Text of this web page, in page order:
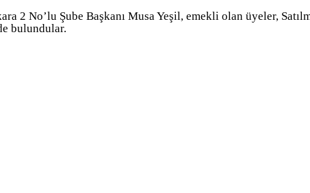
2 No’lu Şube Başkanı Musa Yeşil, emekli olan üyeler,
bulundular.